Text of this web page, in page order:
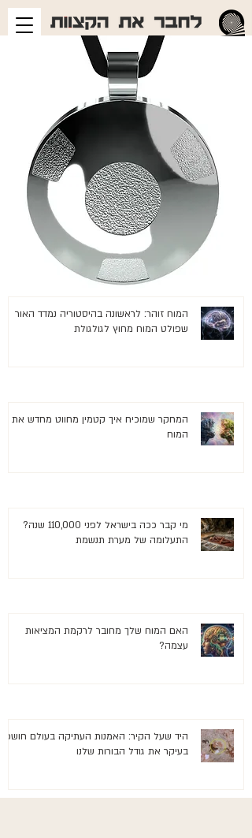
המוח זוהר: לראשונה בהיסטוריה נמדד האור
שפולט המוח מחוץ לגולגולת
המחקר שמוכיח איך קטמין מחווט מחדש את
המוח
מי קבר ככה בישראל לפני 110,000 שנה?
התעלומה של מערת תנשמת
האם המוח שלך מחובר לרקמת המציאות
עצמה?
היד שעל הקיר: האמנות העתיקה בעולם
בעיקר את גודל הבורות שלנו